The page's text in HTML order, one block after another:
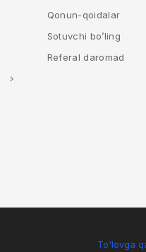
Qonun-qoidalar
Sotuvchi bo’ling
Referal daromad
To'lovga